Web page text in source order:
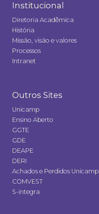
Institucional
Diretoria Acadêmica
História
Missão, visão e valores
Processos
Intranet
Outros Sites
Unicamp
Ensino Aberto
GGTE
GDE
DEAPE
DERI
Achados e Perdidos Unicamp
COMVEST
S-integra